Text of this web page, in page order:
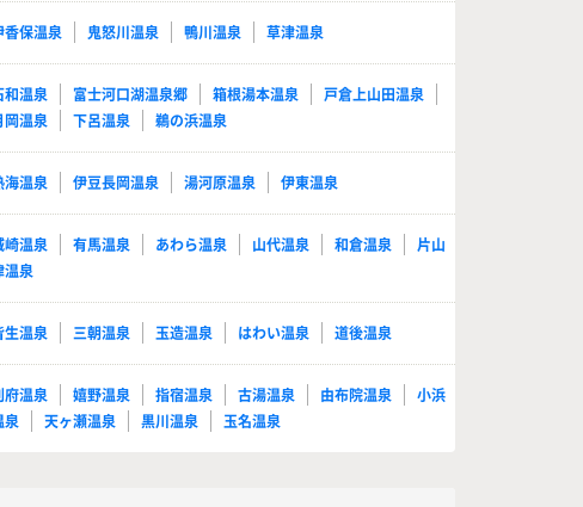
香保温泉 鬼怒川温泉 鴨川温泉 草津温泉
和温泉 富士河口湖温泉郷 箱根湯本温泉
戸倉上山田温泉
岡温泉
下呂温泉 鵜の浜温泉
海温泉 伊豆長岡温泉 湯河原温泉 伊東温泉
崎温泉 有馬温泉 あわら温泉 山代温泉 和倉温泉
片山
温泉
生温泉 三朝温泉 玉造温泉 はわい温泉 道後温泉
府温泉 嬉野温泉 指宿温泉 古湯温泉 由布院温泉
小浜
泉
天ヶ瀬温泉 黒川温泉 玉名温泉